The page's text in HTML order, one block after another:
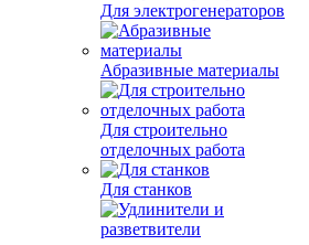
Для электрогенераторов
Абразивные материалы
Для строительно
отделочных работа
Для станков